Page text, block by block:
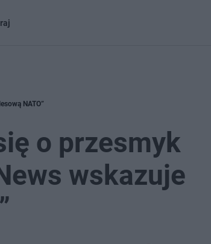
NATO”
o przesmyk
wskazuje